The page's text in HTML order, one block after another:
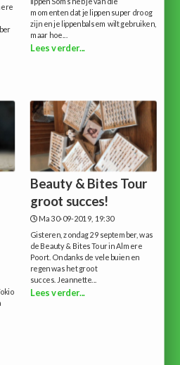
momenten dat je lippen super droog
zijn en je lippenbalsem wilt gebruiken,
maar hoe...
Lees verder...
Beauty & Bites Tour
groot succes!
Ma 30-09-2019, 19:30
Gisteren, zondag 29 september, was
de Beauty & Bites Tour in Almere
Poort. Ondanks de vele buien en
regen was het groot
succes. Jeannette...
Lees verder...